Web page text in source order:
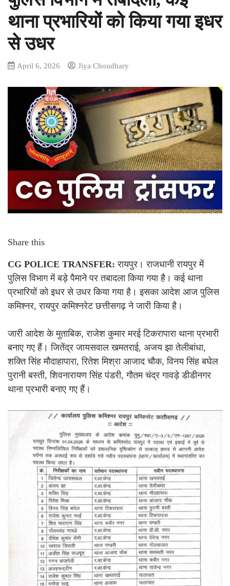
थाना प्रभारियों को किया गया इधर
से उधर
April 6, 2026 Jiya Choudhary
Share this
CG POLICE TRANSFER: रायपुर। राजधानी रायपुर में
पुलिस विभाग में बड़े पैमाने पर तबादला किया गया है। कई थाना
प्रभारियों को इधर से उधर किया गया है। इसका आदेश आज पुलिस
कमिश्नर, रायपुर कमिश्नरेट छत्तीसगढ़ ने जारी किया है।
जारी आदेश के मुताबिक, राजेश कुमार मरई टिकरापारा थाना प्रभारी
बनाए गए हैं। जितेंद्र जायसवाल खमतराई, अजय झा तेलीबांधा,
शक्ति सिंह मौदाहापारा, रितेश मिश्रा आजाद चौक, विनय सिंह बघेल
पुरानी बस्ती, शिवनारायण सिंह पंडरी, गौतम चंद्र गावड़े डीडीनगर
थाना प्रभारी बनाए गए हैं।